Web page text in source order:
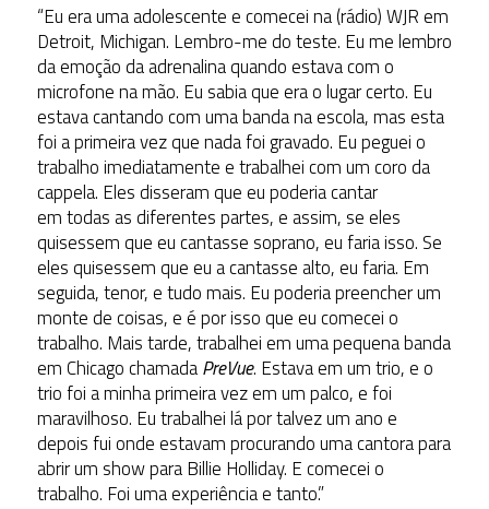
“Eu era uma adolescente e comecei na (rádio) WJR em
Detroit, Michigan. Lembro-me do teste. Eu me lembro
da emoção da adrenalina quando estava com o
microfone na mão. Eu sabia que era o lugar certo. Eu
estava cantando com uma banda na escola, mas esta
foi a primeira vez que nada foi gravado. Eu peguei o
trabalho imediatamente e trabalhei com um coro da
cappela. Eles disseram que eu poderia cantar
em todas as diferentes partes, e assim, se eles
quisessem que eu cantasse soprano, eu faria isso. Se
eles quisessem que eu a cantasse alto, eu faria. Em
seguida, tenor, e tudo mais. Eu poderia preencher um
monte de coisas, e é por isso que eu comecei o
trabalho. Mais tarde, trabalhei em uma pequena banda
em Chicago chamadaPreVue. Estava em um trio, e o
trio foi a minha primeira vez em um palco, e foi
maravilhoso. Eu trabalhei lá por talvez um ano e
depois fui onde estavam procurando uma cantora para
abrir um show para Billie Holliday. E comecei o
trabalho. Foi uma experiência e tanto.”